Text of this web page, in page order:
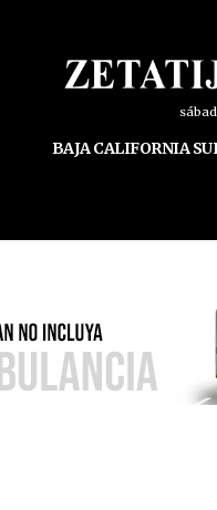
BAJA CALIFORNIA